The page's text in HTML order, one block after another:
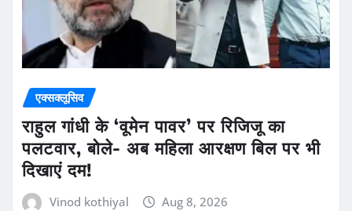
एक्सक्लूसिव
राहुल गांधी के ‘वूमेन पावर’ पर रिजिजू का
पलटवार, बोले- अब महिला आरक्षण बिल पर भी
दिखाएं दम!
Vinod kothiyal Aug 8, 2026